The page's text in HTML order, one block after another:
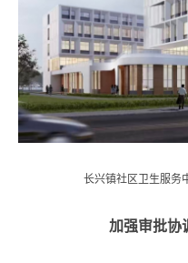
长兴镇社区卫生服务中
加强审批协